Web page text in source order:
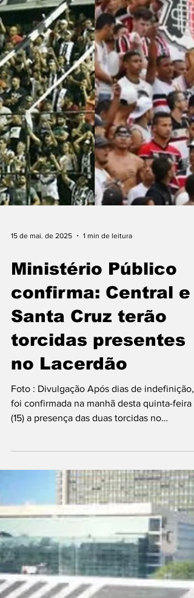
15 de mai. de 2025 1 min de leitura
Ministério Público
confirma: Central e
Santa Cruz terão
torcidas presentes
no Lacerdão
Foto : Divulgação Após dias de indefinição,
foi confirmada na manhã desta quinta-feira